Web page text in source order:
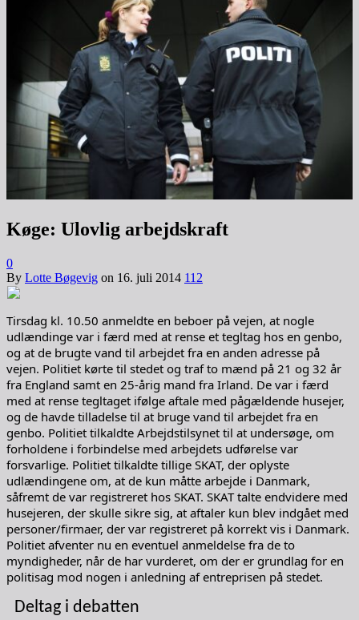
Køge: Ulovlig arbejdskraft
0
By Lotte Bøgevig on 16. juli 2014 112
Tirsdag kl. 10.50 anmeldte en beboer på vejen, at nogle
udlændinge var i færd med at rense et tegltag hos en genbo,
og at de brugte vand til arbejdet fra en anden adresse på
vejen. Politiet kørte til stedet og traf to mænd på 21 og 32 år
fra England samt en 25-årig mand fra Irland. De var i færd
med at rense tegltaget ifølge aftale med pågældende husejer,
og de havde tilladelse til at bruge vand til arbejdet fra en
genbo. Politiet tilkaldte Arbejdstilsynet til at undersøge, om
forholdene i forbindelse med arbejdets udførelse var
forsvarlige. Politiet tilkaldte tillige SKAT, der oplyste
udlændingene om, at de kun måtte arbejde i Danmark,
såfremt de var registreret hos SKAT. SKAT talte endvidere med
husejeren, der skulle sikre sig, at aftaler kun blev indgået med
personer/firmaer, der var registreret på korrekt vis i Danmark.
Politiet afventer nu en eventuel anmeldelse fra de to
myndigheder, når de har vurderet, om der er grundlag for en
politisag mod nogen i anledning af entreprisen på stedet.
Deltag i debatten